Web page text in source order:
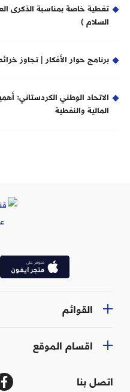
تغطية خاصة بمناسبة الذكرى
السلام )
برنامج حوار الأفكار | تجاوز
الاتحاد الوطني الكردستاني:
المالية والنفطية
القوائم
اقسام الموقع
اتصل بنا